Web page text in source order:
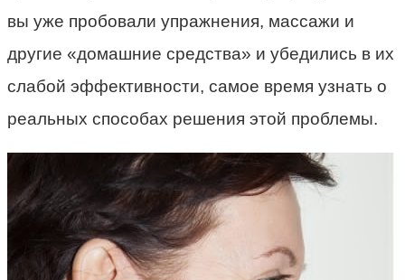
вы уже пробовали упражнения, массажи и
другие «домашние средства» и убедились в их
слабой эффективности, самое время узнать о
реальных способах решения этой проблемы.